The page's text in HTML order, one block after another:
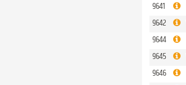
9641
9642
9644
9645
9646